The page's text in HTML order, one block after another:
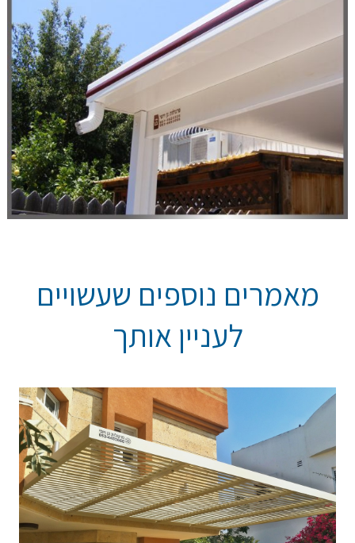
מאמרים נוספים שעשויים
לעניין אותך